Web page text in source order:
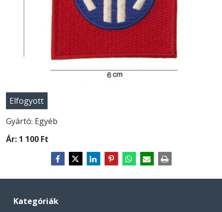
Elfogyott
Gyártó: Egyéb
Ár: 1 100 Ft
Kategóriák